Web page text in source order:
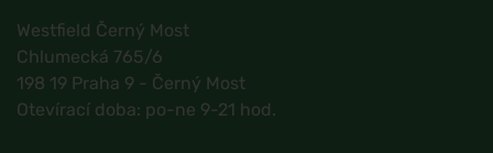
Westfield Černý Most
Chlumecká 765/6
198 19 Praha 9 - Černý Most
Otevírací doba: po-ne 9-21 hod.